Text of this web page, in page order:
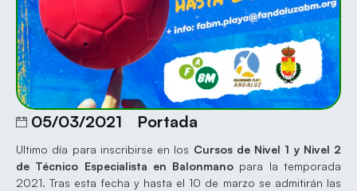
05/03/2021 Portada
Ultimo día para inscribirse en los Cursos de Nivel 1 y Nivel 2
de Técnico Especialista en Balonmano para la temporada
2021. Tras esta fecha y hasta el 10 de marzo se admitirán las